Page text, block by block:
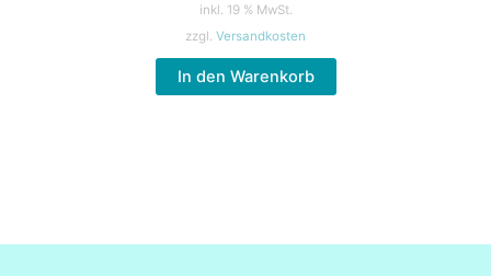
inkl. 19 % MwSt.
zzgl. Versandkosten
In den Warenkorb